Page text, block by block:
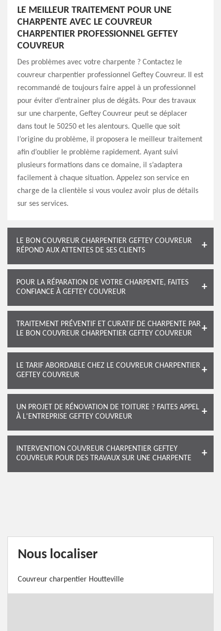
LE MEILLEUR TRAITEMENT POUR UNE
CHARPENTE AVEC LE COUVREUR
CHARPENTIER PROFESSIONNEL GEFTEY
COUVREUR
Des problèmes avec votre charpente ? Contactez le
couvreur charpentier professionnel Geftey Couvreur. Il est
recommandé de toujours faire appel à un professionnel
pour éviter d’entrainer plus de dégâts. Pour des travaux
sur une charpente, Geftey Couvreur peut se déplacer
dans tout le 50250 et les alentours. Quelle que soit
l’origine du problème, il proposera le meilleur traitement
afin d’oublier le problème rapidement. Ayant suivi
plusieurs formations dans ce domaine, il s’adaptera
facilement à chaque situation. Appelez son service en
charge de la clientèle si vous voulez avoir plus de détails
sur ses services.
LE BON COUVREUR CHARPENTIER GEFTEY COUVREUR
RÉPOND AUX ATTENTES DE SES CLIENTS
POUR LA RÉPARATION DE VOTRE CHARPENTE, FAITES
CONFIANCE À GEFTEY COUVREUR
TRAITEMENT PRÉVENTIF ET CURATIF DE CHARPENTE PAR
LE BON COUVREUR CHARPENTIER GEFTEY COUVREUR
LE TARIF ABORDABLE CHEZ LE COUVREUR CHARPENTIER
GEFTEY COUVREUR
UN PROJET DE RÉNOVATION DE TOITURE ? FAITES APPEL
À L'ENTREPRISE GEFTEY COUVREUR
INTERVENTION COUVREUR CHARPENTIER GEFTEY
COUVREUR POUR DES TRAVAUX SUR UNE CHARPENTE
Nous localiser
Couvreur charpentier Houtteville